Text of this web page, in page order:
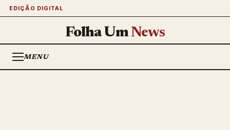
EDIÇÃO DIGITAL
Folha UmNews
MENU